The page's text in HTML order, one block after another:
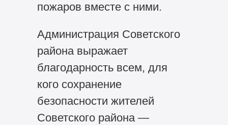
пожаров вместе с ними.
Администрация Советского
района выражает
благодарность всем, для
кого сохранение
безопасности жителей
Советского района —